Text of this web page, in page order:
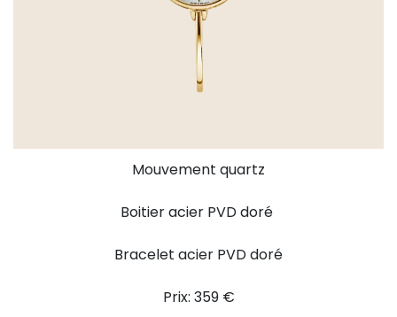
Mouvement quartz
Boitier acier PVD doré
Bracelet acier PVD doré
Prix: 359 €